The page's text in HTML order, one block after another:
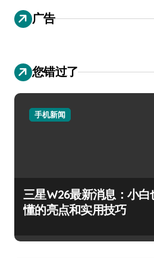
广告
您错过了
手机新闻
三星W26最新消息：小白
懂的亮点和实用技巧